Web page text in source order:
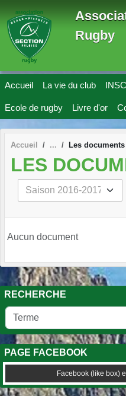
Rugby
Accueil La vie du club
Ecole de rugby Livre d'or
Accueil Les documents
LES
Aucun document
RECHERCHE
PAGE FACEBOOK
Facebook (like box)